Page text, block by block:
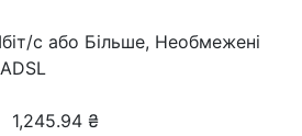
с або Більше, Необмежені
1,245.94 ₴